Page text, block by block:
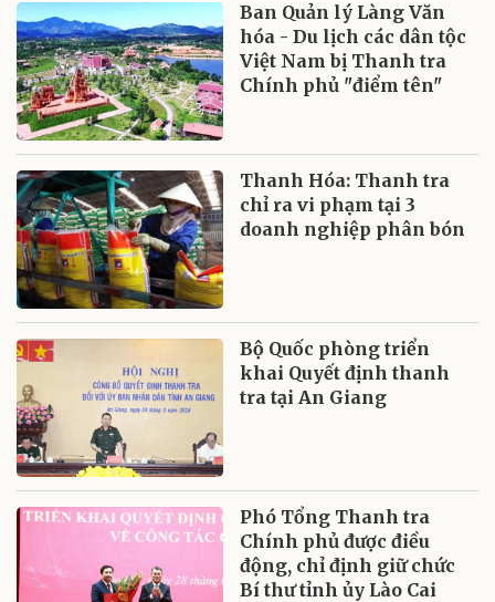
Ban Quản lý Làng Văn
hóa - Du lịch các dân tộc
Việt Nam bị Thanh tra
Chính phủ "điểm tên"
Thanh Hóa: Thanh tra
chỉ ra vi phạm tại 3
doanh nghiệp phân bón
Bộ Quốc phòng triển
khai Quyết định thanh
tra tại An Giang
Phó Tổng Thanh tra
Chính phủ được điều
động, chỉ định giữ chức
Bí thư tỉnh ủy Lào Cai